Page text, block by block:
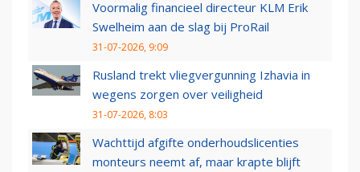
Voormalig financieel directeur KLM Erik
Swelheim aan de slag bij ProRail
31-07-2026, 9:09
Rusland trekt vliegvergunning Izhavia in
wegens zorgen over veiligheid
31-07-2026, 8:03
Wachttijd afgifte onderhoudslicenties
monteurs neemt af, maar krapte blijft